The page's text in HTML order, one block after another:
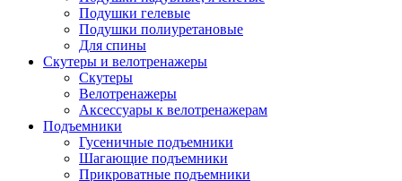
Подушки гелевые
Подушки полиуретановые
Для спины
Скутеры и велотренажеры
Скутеры
Велотренажеры
Аксессуары к велотренажерам
Подъемники
Гусеничные подъемники
Шагающие подъемники
Прикроватные подъемники